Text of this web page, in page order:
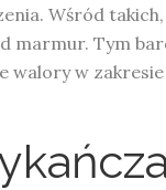
Wśród
marmur. Tym
walory w